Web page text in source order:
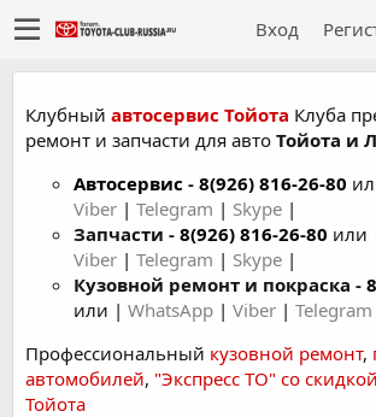
Вход
Клубный автосервис Тойота Клуба
ремонт и запчасти для авто Тойота и
Автосервис - 8(926) 816-26-80
Viber | Telegram | Skype |
Запчасти - 8(926) 816-26-80 или
Viber | Telegram | Skype |
Кузовной ремонт и покраска -
или | WhatsApp | Viber | Telegram
Профессиональный кузовной ремонт,
автомобилей, "Экспресс ТО" со
Тойота